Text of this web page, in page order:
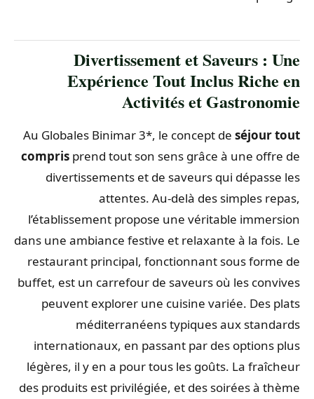
Divertissement et Saveurs : Une
Expérience Tout Inclus Riche en
Activités et Gastronomie
Au Globales Binimar 3*, le concept deséjour tout
compris prend tout son sens grâce à une offre de
divertissements et de saveurs qui dépasse les
attentes. Au-delà des simples repas,
l’établissement propose une véritable immersion
dans une ambiance festive et relaxante à la fois. Le
restaurant principal, fonctionnant sous forme de
buffet, est un carrefour de saveurs où les convives
peuvent explorer une cuisine variée. Des plats
méditerranéens typiques aux standards
internationaux, en passant par des options plus
légères, il y en a pour tous les goûts. La fraîcheur
des produits est privilégiée, et des soirées à thème